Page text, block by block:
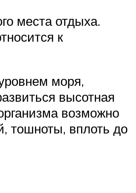
места отдыха.
к
моря,
высотная
возможно
тошноты, вплоть до